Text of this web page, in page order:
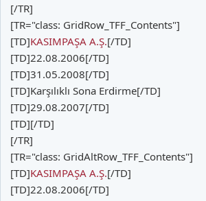
[/TR]
[TR="class: GridRow_TFF_Contents"]
[TD]KASIMPAŞA A.Ş.[/TD]
[TD]22.08.2006[/TD]
[TD]31.05.2008[/TD]
[TD]Karşılıklı Sona Erdirme[/TD]
[TD]29.08.2007[/TD]
[TD][/TD]
[/TR]
[TR="class: GridAltRow_TFF_Contents"]
[TD]KASIMPAŞA A.Ş.[/TD]
[TD]22.08.2006[/TD]